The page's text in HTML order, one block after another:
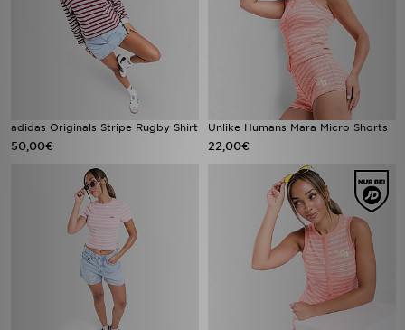
adidas Originals Stripe Rugby Shirt
50,00€
Unlike Humans Mara Micro Shorts
22,00€